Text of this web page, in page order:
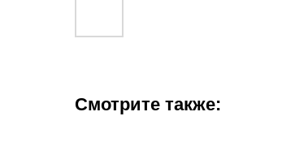
Смотрите также: